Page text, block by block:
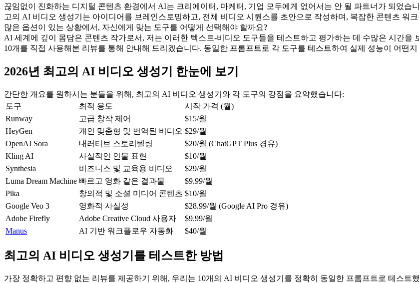
끊임없이 진화하는 디지털 콘텐츠 환경에서 AI는 크리에이터, 마케터, 기업 모두에게 없어서는 안 될 파트너가 되었습
고의 AI 비디오 생성기는 아이디어를 브레인스토밍하고, 전체 비디오 시퀀스를 초안으로 작성하며, 복잡한 콘텐츠 워
많은 옵션이 있는 상황에서, 자신에게 맞는 도구를 어떻게 선택해야 할까요?
AI 세계에 깊이 몸담은 콘텐츠 작가로서, 저는 이러한 텍스트-비디오 도구들을 테스트하고 평가하는 데 수많은 시간을
10개를 직접 사용해본 리뷰를 통해 안내해 드리겠습니다. 동일한 프롬프트로 각 도구를 테스트하여 실제 성능이 어떤
2026년 최고의 AI 비디오 생성기 한눈에 보기
간단한 개요를 원하시는 분들을 위해, 최고의 AI 비디오 생성기와 각 도구의 강점을 요약했습니다:
도구
최적 용도
시작 가격 (월)
Runway
고급 창작 제어
$15/월
HeyGen
개인 맞춤형 및 번역된 비디오 $29/월
OpenAI Sora
내러티브 스토리텔링
$20/월 (ChatGPT Plus 경유)
Kling AI
사실적인 인물 표현
$10/월
Synthesia
비즈니스 및 교육용 비디오
$29/월
Luma Dream Machine 빠르고 영화 같은 결과물
$9.99/월
Pika
창의적 및 소셜 미디어 콘텐츠 $10/월
Google Veo 3
영화적 사실성
$28.99/월 (Google AI Pro 경유)
Adobe Firefly
Adobe Creative Cloud 사용자
$9.99/월
Manus
AI 기반 워크플로우 자동화 $40/월
최고의 AI 비디오 생성기를 테스트한 방법
가장 정확하고 편향 없는 리뷰를 제공하기 위해, 우리는 10개의 AI 비디오 생성기를 정확히 동일한 프롬프트로 테스